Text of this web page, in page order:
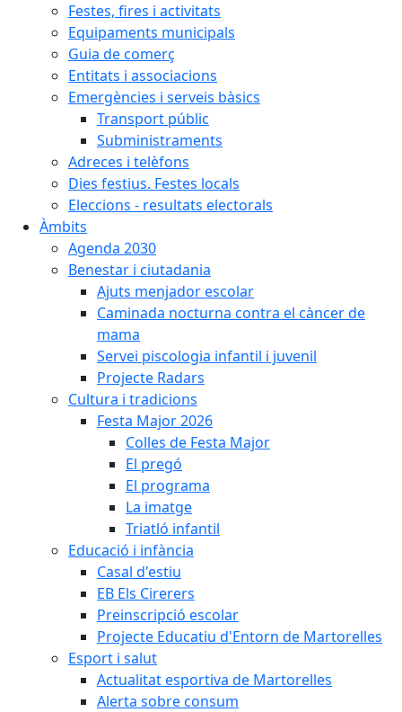
Festes, fires i activitats
Equipaments municipals
Guia de comerç
Entitats i associacions
Emergències i serveis bàsics
Transport públic
Subministraments
Adreces i telèfons
Dies festius. Festes locals
Eleccions - resultats electorals
Àmbits
Agenda 2030
Benestar i ciutadania
Ajuts menjador escolar
Caminada nocturna contra el càncer de
mama
Servei piscologia infantil i juvenil
Projecte Radars
Cultura i tradicions
Festa Major 2026
Colles de Festa Major
El pregó
El programa
La imatge
Triatló infantil
Educació i infància
Casal d'estiu
EB Els Cirerers
Preinscripció escolar
Projecte Educatiu d'Entorn de Martorelles
Esport i salut
Actualitat esportiva de Martorelles
Alerta sobre consum